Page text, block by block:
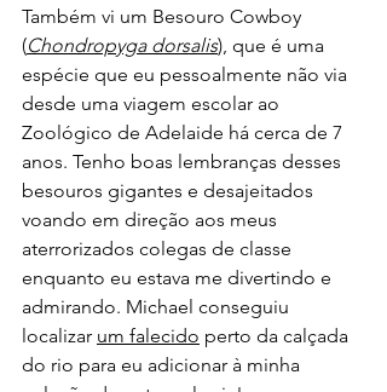
Também vi um Besouro Cowboy
(Chondropyga dorsalis), que é uma
espécie que eu pessoalmente não via
desde uma viagem escolar ao
Zoológico de Adelaide há cerca de 7
anos. Tenho boas lembranças desses
besouros gigantes e desajeitados
voando em direção aos meus
aterrorizados colegas de classe
enquanto eu estava me divertindo e
admirando. Michael conseguiu
localizar um falecido perto da calçada
do rio para eu adicionar à minha